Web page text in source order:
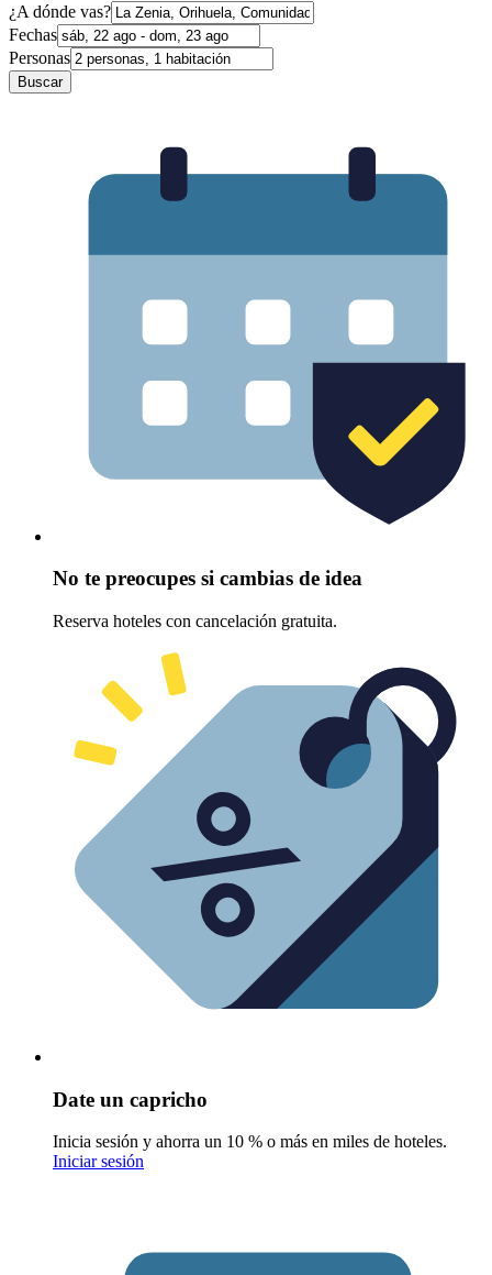
¿A dónde vas?
Fechas
Personas
Buscar
No te preocupes si cambias de idea
Reserva hoteles con cancelación gratuita.
Date un capricho
Inicia sesión y ahorra un 10 % o más en miles de hoteles.
Iniciar sesión